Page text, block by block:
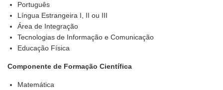
Português
Língua Estrangeira I, II ou III
Área de Integração
Tecnologias de Informação e Comunicação
Educação Física
Componente de Formação Científica
Matemática